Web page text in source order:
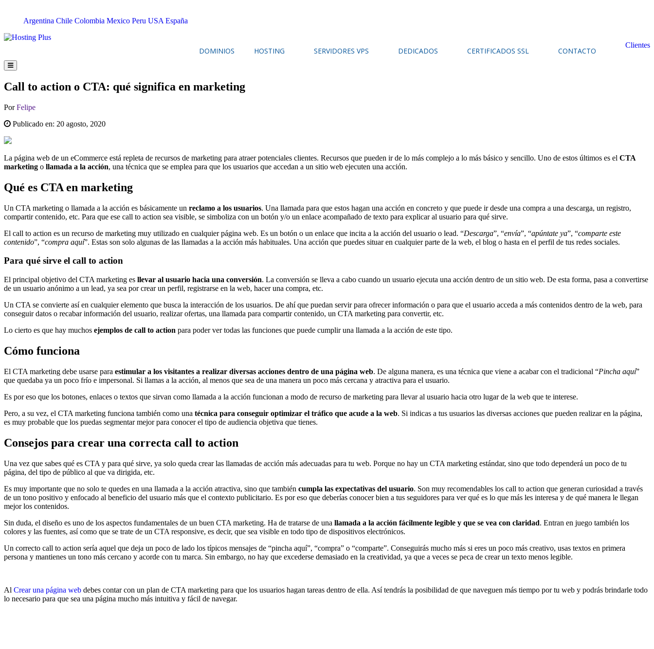
Argentina Chile Colombia Mexico Peru USA España
Clientes
DOMINIOS HOSTING SERVIDORES VPS DEDICADOS CERTIFICADOS SSL CONTACTO
Call to action o CTA: qué significa en marketing
PorFelipe
Publicado en: 20 agosto, 2020
La página web de un eCommerce está repleta de recursos de marketing para atraer potenciales clientes. Recursos que pueden ir de lo más complejo a lo más básico y sencillo. Uno de estos últimos es el CTA
marketing o llamada a la acción, una técnica que se emplea para que los usuarios que accedan a un sitio web ejecuten una acción.
Qué es CTA en marketing
Un CTA marketing o llamada a la acción es básicamente un reclamo a los usuarios. Una llamada para que estos hagan una acción en concreto y que puede ir desde una compra a una descarga, un registro,
compartir contenido, etc. Para que ese call to action sea visible, se simboliza con un botón y/o un enlace acompañado de texto para explicar al usuario para qué sirve.
El call to action es un recurso de marketing muy utilizado en cualquier página web. Es un botón o un enlace que incita a la acción del usuario o lead. “Descarga”, “envía”, “apúntate ya”, “comparte este
contenido”, “compra aquí”. Estas son solo algunas de las llamadas a la acción más habituales. Una acción que puedes situar en cualquier parte de la web, el blog o hasta en el perfil de tus redes sociales.
Para qué sirve el call to action
El principal objetivo del CTA marketing es llevar al usuario hacia una conversión. La conversión se lleva a cabo cuando un usuario ejecuta una acción dentro de un sitio web. De esta forma, pasa a convertirse
de un usuario anónimo a un lead, ya sea por crear un perfil, registrarse en la web, hacer una compra, etc.
Un CTA se convierte así en cualquier elemento que busca la interacción de los usuarios. De ahí que puedan servir para ofrecer información o para que el usuario acceda a más contenidos dentro de la web, para
conseguir datos o recabar información del usuario, realizar ofertas, una llamada para compartir contenido, un CTA marketing para convertir, etc.
Lo cierto es que hay muchos ejemplos de call to action para poder ver todas las funciones que puede cumplir una llamada a la acción de este tipo.
Cómo funciona
El CTA marketing debe usarse para estimular a los visitantes a realizar diversas acciones dentro de una página web. De alguna manera, es una técnica que viene a acabar con el tradicional “Pincha aquí”
que quedaba ya un poco frío e impersonal. Si llamas a la acción, al menos que sea de una manera un poco más cercana y atractiva para el usuario.
Es por eso que los botones, enlaces o textos que sirvan como llamada a la acción funcionan a modo de recurso de marketing para llevar al usuario hacia otro lugar de la web que te interese.
Pero, a su vez, el CTA marketing funciona también como una técnica para conseguir optimizar el tráfico que acude a la web. Si indicas a tus usuarios las diversas acciones que pueden realizar en la página,
es muy probable que los puedas segmentar mejor para conocer el tipo de audiencia objetiva que tienes.
Consejos para crear una correcta call to action
Una vez que sabes qué es CTA y para qué sirve, ya solo queda crear las llamadas de acción más adecuadas para tu web. Porque no hay un CTA marketing estándar, sino que todo dependerá un poco de tu
página, del tipo de público al que va dirigida, etc.
Es muy importante que no solo te quedes en una llamada a la acción atractiva, sino que también cumpla las expectativas del usuario. Son muy recomendables los call to action que generan curiosidad a través
de un tono positivo y enfocado al beneficio del usuario más que el contexto publicitario. Es por eso que deberías conocer bien a tus seguidores para ver qué es lo que más les interesa y de qué manera le llegan
mejor los contenidos.
Sin duda, el diseño es uno de los aspectos fundamentales de un buen CTA marketing. Ha de tratarse de una llamada a la acción fácilmente legible y que se vea con claridad. Entran en juego también los
colores y las fuentes, así como que se trate de un CTA responsive, es decir, que sea visible en todo tipo de dispositivos electrónicos.
Un correcto call to action sería aquel que deja un poco de lado los típicos mensajes de “pincha aquí”, “compra” o “comparte”. Conseguirás mucho más si eres un poco más creativo, usas textos en primera
persona y mantienes un tono más cercano y acorde con tu marca. Sin embargo, no hay que excederse demasiado en la creatividad, ya que a veces se peca de crear un texto menos legible.
Al Crear una página web debes contar con un plan de CTA marketing para que los usuarios hagan tareas dentro de ella. Así tendrás la posibilidad de que naveguen más tiempo por tu web y podrás brindarle todo
lo necesario para que sea una página mucho más intuitiva y fácil de navegar.